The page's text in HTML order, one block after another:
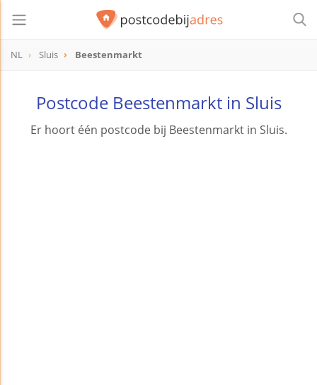
NL Sluis Beestenmarkt
Postcode Beestenmarkt in Sluis
Er hoort één postcode bij Beestenmarkt in Sluis.